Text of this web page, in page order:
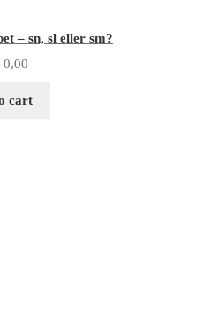
– sn, sl eller sm?
0,00
cart